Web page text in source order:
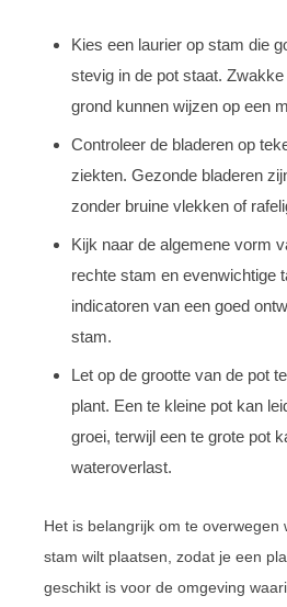
Kies een laurier op stam die
stevig in de pot staat.
grond kunnen wijzen op een
Controleer de bladeren op
ziekten. Gezonde bladeren
zonder bruine vlekken of
Kijk naar de algemene vorm
rechte stam en evenwichtige
indicatoren van een goed
stam.
Let op de grootte van de pot
plant. Een te kleine pot kan
groei, terwijl een te grote pot
wateroverlast.
Het is belangrijk om te overwegen
stam wilt plaatsen, zodat je een
geschikt is voor de omgeving